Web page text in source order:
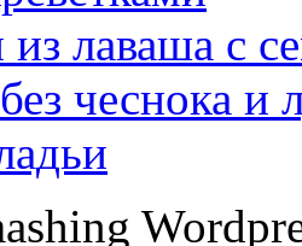
из лаваша с
чеснока и